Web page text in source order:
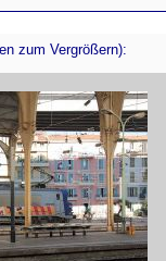
zum Vergrößern):